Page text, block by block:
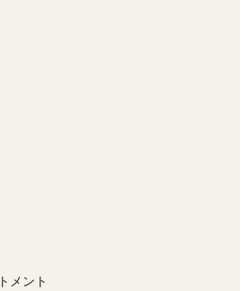
メント